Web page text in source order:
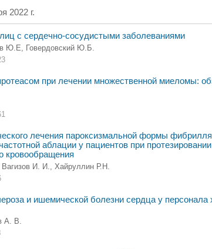
2022 г.
с сердечно-сосудистыми заболеваниями
Ю.Е, Говердовский Ю.Б.
при лечении множественной миеломы:
лечения пароксизмальной формы
аблации у пациентов при
кровообращения
И. И., Хайруллин Р.Н.
и ишемической болезни сердца у персонала
А. В.